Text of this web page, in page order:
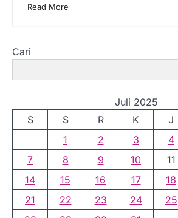
Read More
Cari
Juli 2025
S
S R K J
1
2 3 4
7
8 9 10 11
14
15 16 17 18
21
22 23 24 25